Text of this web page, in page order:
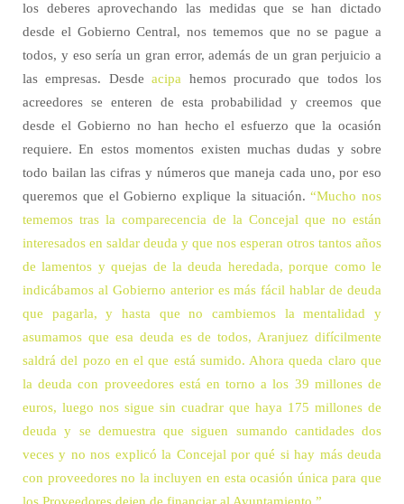
los deberes aprovechando las medidas que se han dictado
desde el Gobierno Central, nos tememos que no se pague a
todos, y eso sería un gran error, además de un gran perjuicio a
las empresas. Desdeacipa hemos procurado que todos los
acreedores se enteren de esta probabilidad y creemos que
desde el Gobierno no han hecho el esfuerzo que la ocasión
requiere. En estos momentos existen muchas dudas y sobre
todo bailan las cifras y números que maneja cada uno, por eso
queremos que el Gobierno explique la situación.“Mucho nos
tememos tras la comparecencia de la Concejal que no están
interesados en saldar deuda y que nos esperan otros tantos años
de lamentos y quejas de la deuda heredada, porque como le
indicábamos al Gobierno anterior es más fácil hablar de deuda
que pagarla, y hasta que no cambiemos la mentalidad y
asumamos que esa deuda es de todos, Aranjuez difícilmente
saldrá del pozo en el que está sumido. Ahora queda claro que
la deuda con proveedores está en torno a los 39 millones de
euros, luego nos sigue sin cuadrar que haya 175 millones de
deuda y se demuestra que siguen sumando cantidades dos
veces y no nos explicó la Concejal por qué si hay más deuda
con proveedores no la incluyen en esta ocasión única para que